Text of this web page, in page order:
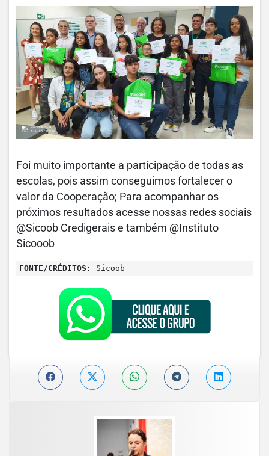
Foi muito importante a participação de todas as
escolas, pois assim conseguimos fortalecer o
valor da Cooperação; Para acompanhar os
próximos resultados acesse nossas redes sociais
@Sicoob Credigerais e também @Instituto
Sicooob
FONTE/CRÉDITOS: Sicoob